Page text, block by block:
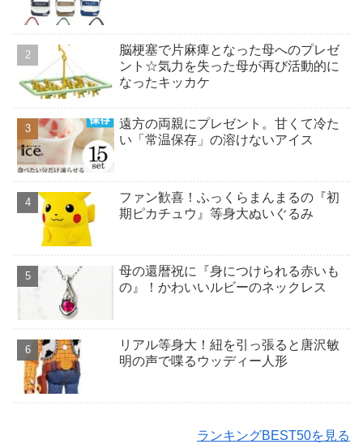
脳梗塞で片麻痺となった母へのプレゼ
ント☆気力を失った母が再び活動的に
なったキッカケ
遠方の両親にプレゼント。甘くて冷た
い「常温保存」の溶けないアイス
ファン歓喜！ふっくらまんまるの『初
期ピカチュウ』等身大ぬいぐるみ
母の還暦祝に『身につけられる赤いも
の』！かわいいルビーのネックレス
リアル等身大！紐を引っ張ると唐沢敏
明の声で喋るウッディー人形
ランキングBEST50を見る